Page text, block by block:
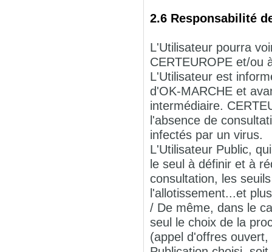
2.6 Responsabilité
L'Utilisateur pourra
CERTEUROPE et/ou
L'Utilisateur est
d'OK-MARCHE et
intermédiaire.
l'absence de
infectés par un virus.
L'Utilisateur Public,
le seul à définir et à
consultation, les
l'allotissement...et
/ De même, dans le
seul le choix de la
(appel d'offres